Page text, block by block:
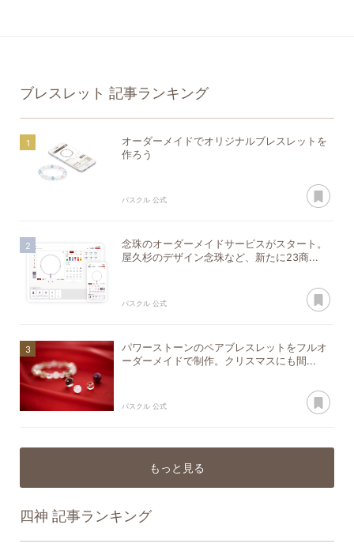
ブレスレット 記事ランキング
オーダーメイドでオリジナルブレスレットを
作ろう
パスクル 公式
念珠のオーダーメイドサービスがスタート。
屋久杉のデザイン念珠など、新たに23商...
パスクル 公式
パワーストーンのペアブレスレットをフルオ
ーダーメイドで制作。クリスマスにも間...
パスクル 公式
もっと見る
四神 記事ランキング